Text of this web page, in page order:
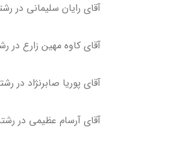
آقای رایان سلیمانی در
آقای کاوه مهین زارع
آقای پوریا صابرنژاد در
آقای آرسام عظیمی در